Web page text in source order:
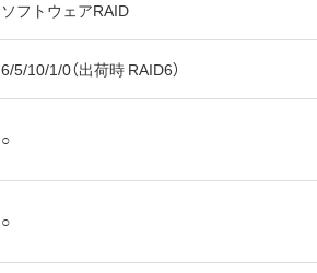
ソフトウェアRAID
6/5/10/1/0（出荷時 RAID6）
○
○